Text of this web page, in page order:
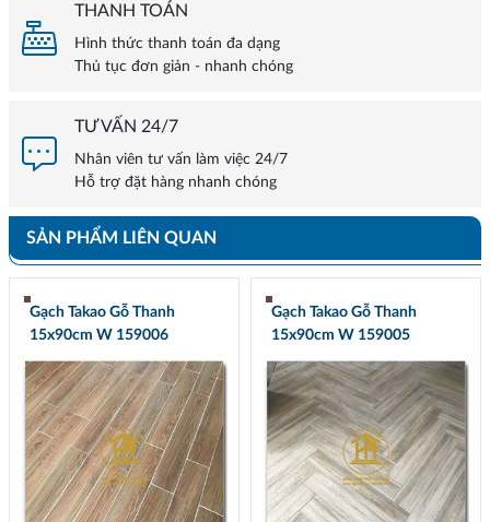
THANH TOÁN
Hình thức thanh toán đa dạng
Thủ tục đơn giản - nhanh chóng
TƯ VẤN 24/7
Nhân viên tư vấn làm việc 24/7
Hỗ trợ đặt hàng nhanh chóng
SẢN PHẨM LIÊN QUAN
Gạch Takao Gỗ Thanh
15x90cm W 159006
Gạch Takao Gỗ Thanh
15x90cm W 159005